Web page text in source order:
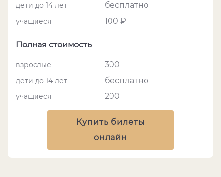
дети до 14 лет бесплатно
учащиеся 100 ₽
Полная стоимость
взрослые 300
дети до 14 лет бесплатно
учащиеся 200
Купить билеты
онлайн